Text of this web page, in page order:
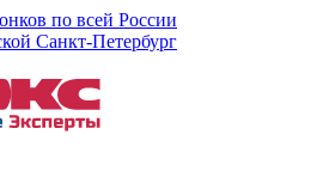
по всей России
Санкт-Петербург